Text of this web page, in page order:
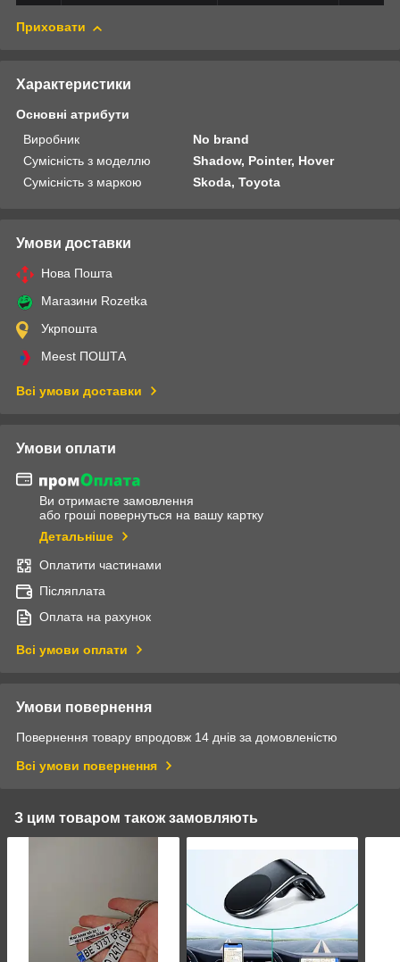
Приховати
Характеристики
Основні атрибути
Виробник
No brand
Сумісність з моделлю
Shadow, Pointer, Hover
Сумісність з маркою
Skoda, Toyota
Умови доставки
Нова Пошта
Магазини Rozetka
Укрпошта
Meest ПОШТА
Всі умови доставки
Умови оплати
Ви отримаєте замовлення
або гроші повернуться на вашу картку
Детальніше
Оплатити частинами
Післяплата
Оплата на рахунок
Всі умови оплати
Умови повернення
Повернення товару впродовж 14 днів за домовленістю
Всі умови повернення
З цим товаром також замовляють